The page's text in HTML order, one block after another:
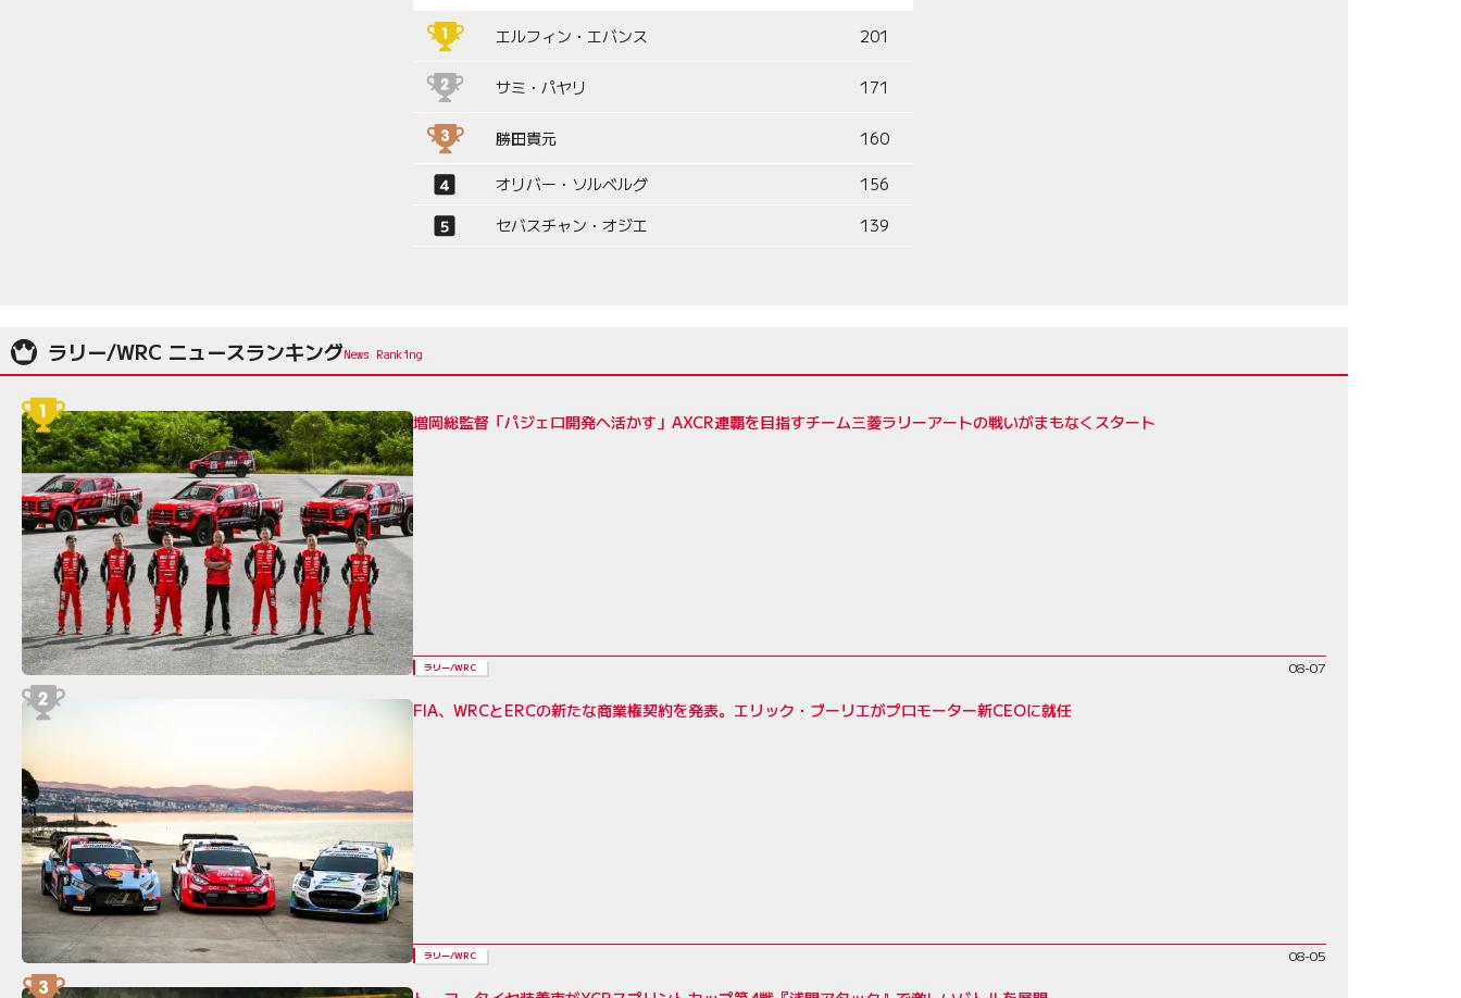
エルフィン・エバンス 201
サミ・パヤリ 171
勝田貴元 160
オリバー・ソルベルグ
156
セバスチャン・オジエ
139
ラリー/WRC ニュースランキング
増岡総監督「パジェロ開発へ活かす」AXCR連覇を目指すチーム三菱ラリーアートの戦いがまもなくスタート
ラリー/WRC 08-07
FIA、WRCとERCの新たな商業権契約を発表。エリック・ブーリエがプロモーター新CEOに就任
ラリー/WRC 08-05